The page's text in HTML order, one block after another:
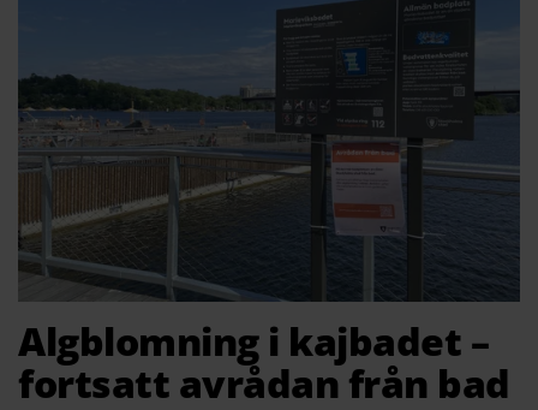
Algblomning i kajbadet –
fortsatt avrådan från bad